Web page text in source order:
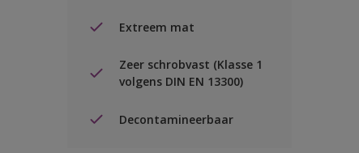
Extreem mat
Zeer schrobvast (Klasse 1
volgens DIN EN 13300)
Decontamineerbaar